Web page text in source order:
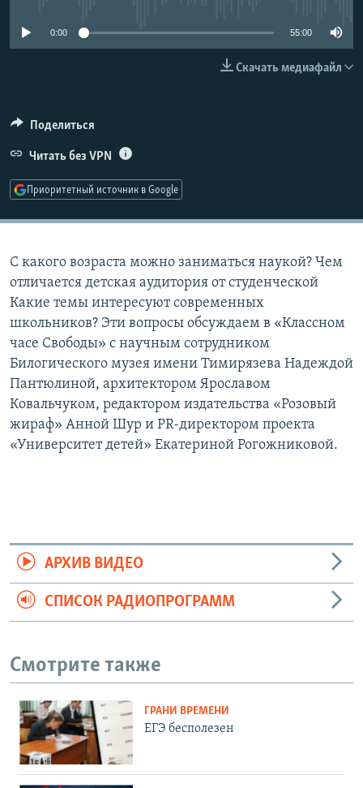
Все сайты РСЕ/РС
0:00 55:00
Скачать медиафайл
Поделиться
Читать без VPN
Приоритетный источник в Google
С какого возраста можно заниматься наукой? Чем
отличается детская аудитория от студенческой
Какие темы интересуют современных
школьников? Эти вопросы обсуждаем в «Классном
часе Свободы» с научным сотрудником
Билогического музея имени Тимирязева Надеждой
Пантюлиной, архитектором Ярославом
Ковальчуком, редактором издательства «Розовый
жираф» Анной Шур и PR-директором проекта
«Университет детей» Екатериной Рогожниковой.
АРХИВ ВИДЕО
СПИСОК РАДИОПРОГРАММ
Смотрите также
ГРАНИ ВРЕМЕНИ
ЕГЭ бесполезен